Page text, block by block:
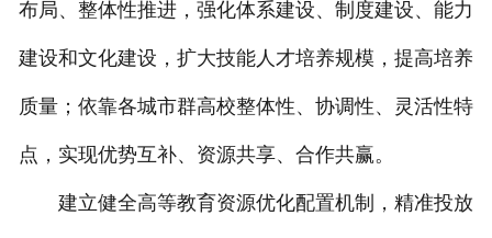
布局、整体性推进，强化体系建设、制度建设、能力
建设和文化建设，扩大技能人才培养规模，提高培养
质量；依靠各城市群高校整体性、协调性、灵活性特
点，实现优势互补、资源共享、合作共赢。
建立健全高等教育资源优化配置机制，精准投放